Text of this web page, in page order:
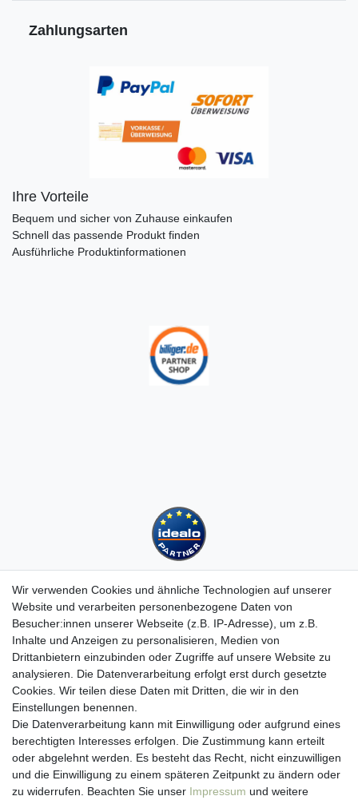
Zahlungsarten
Ihre Vorteile
Bequem und sicher von Zuhause einkaufen
Schnell das passende Produkt finden
Ausführliche Produktinformationen
Kundenservice
Hotline: 07452 - 847 162 0
Kontakt
Anmelden
Registrieren
Newsletter
Versand & Lieferung
Zahlungsarten
viasalutis
Wir verwenden Cookies und ähnliche Technologien auf unserer
Website und verarbeiten personenbezogene Daten von
Besucher:innen unserer Webseite (z.B. IP-Adresse), um z.B.
Inhalte und Anzeigen zu personalisieren, Medien von
Drittanbietern einzubinden oder Zugriffe auf unsere Website zu
analysieren. Die Datenverarbeitung erfolgt erst durch gesetzte
Cookies. Wir teilen diese Daten mit Dritten, die wir in den
Einstellungen benennen.
Die Datenverarbeitung kann mit Einwilligung oder aufgrund eines
berechtigten Interesses erfolgen. Die Zustimmung kann erteilt
oder abgelehnt werden. Es besteht das Recht, nicht einzuwilligen
und die Einwilligung zu einem späteren Zeitpunkt zu ändern oder
zu widerrufen. Beachten Sie unser Impressum und weitere